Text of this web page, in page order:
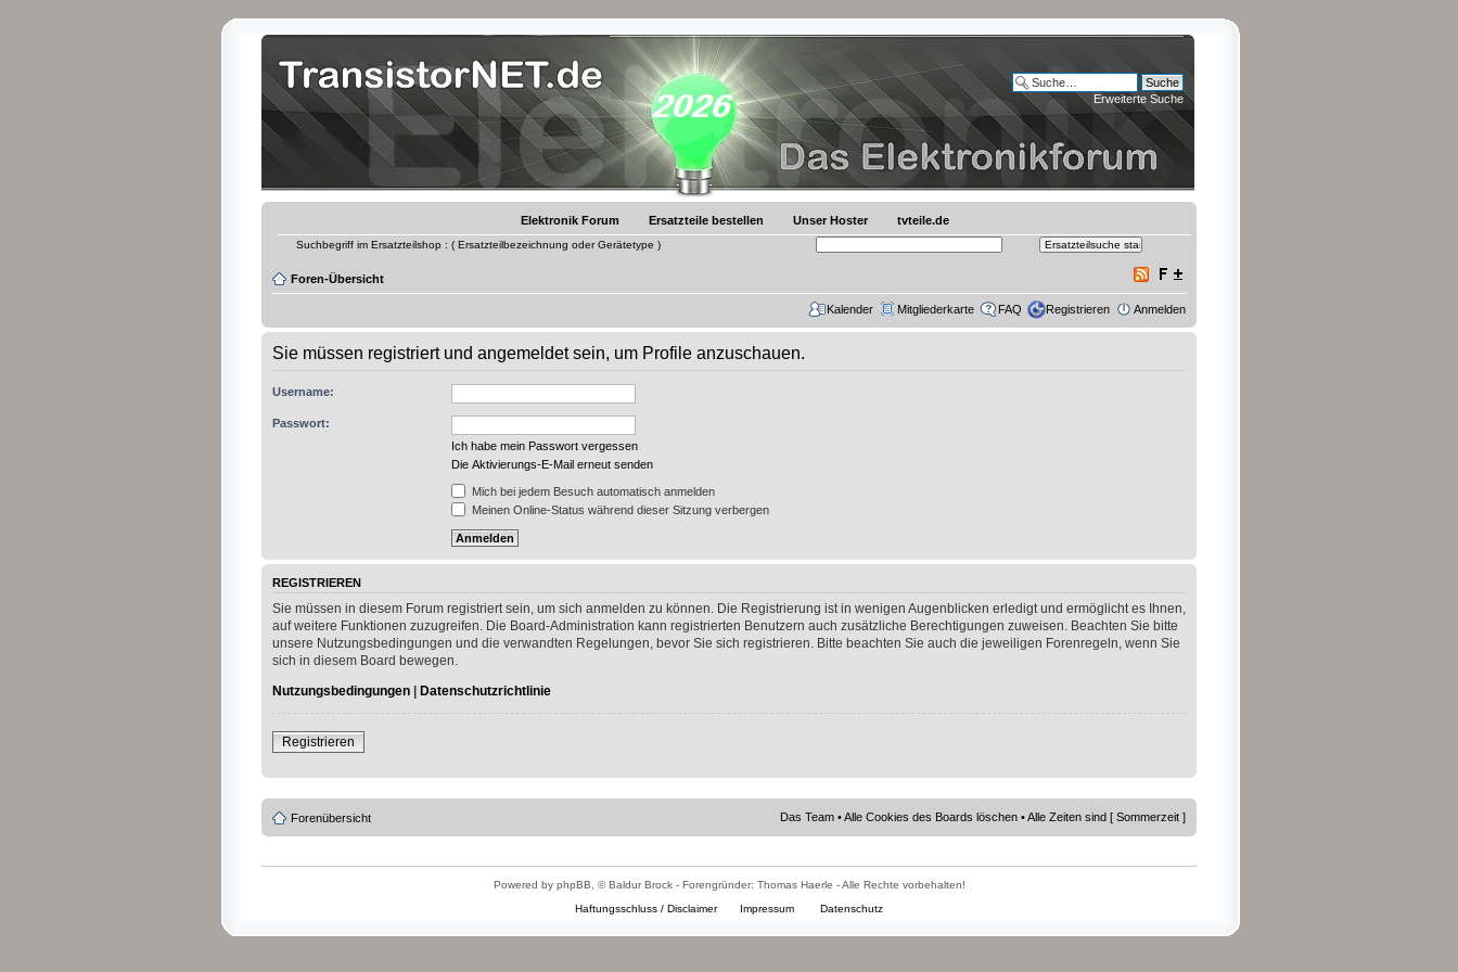
Erweiterte Suche
Elektronik Forum Ersatzteile bestellen Unser Hoster tvteile.de
Suchbegriff im Ersatzteilshop : ( Ersatzteilbezeichnung oder Gerätetype )
Foren-Übersicht
Kalender Mitgliederkarte FAQ Registrieren Anmelden
Sie müssen registriert und angemeldet sein, um Profile anzuschauen.
Username:
Passwort:
Ich habe mein Passwort vergessen
Die Aktivierungs-E-Mail erneut senden
Mich bei jedem Besuch automatisch anmelden
Meinen Online-Status während dieser Sitzung verbergen
REGISTRIEREN
Sie müssen in diesem Forum registriert sein, um sich anmelden zu können. Die Registrierung ist in wenigen Augenblicken erledigt und ermöglicht es Ihnen,
auf weitere Funktionen zuzugreifen. Die Board-Administration kann registrierten Benutzern auch zusätzliche Berechtigungen zuweisen. Beachten Sie bitte
unsere Nutzungsbedingungen und die verwandten Regelungen, bevor Sie sich registrieren. Bitte beachten Sie auch die jeweiligen Forenregeln, wenn Sie
sich in diesem Board bewegen.
Nutzungsbedingungen | Datenschutzrichtlinie
Registrieren
Forenübersicht Das Team •Alle Cookies des Boards löschen • Alle Zeiten sind [ Sommerzeit ]
Powered by phpBB, © Baldur Brock - Forengründer: Thomas Haerle - Alle Rechte vorbehalten!
Haftungsschluss / Disclaimer
Impressum Datenschutz